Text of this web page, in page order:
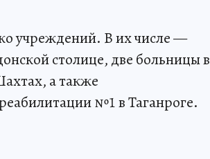
учреждений. В их числе —
столице, две больницы в
а также
№1 в Таганроге.